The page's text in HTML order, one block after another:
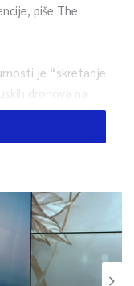
piše The
je “skretanje
dronova na
Europske unije i
poslova Radoslaw
veta,
grupe. S jedne
i Ujedinjeno
a s druge